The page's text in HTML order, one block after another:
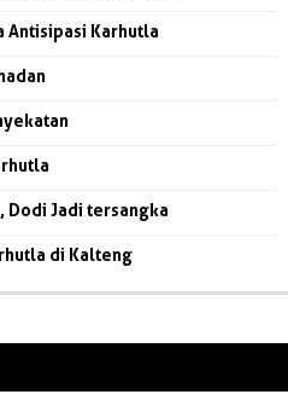
Antisipasi Karhutla
Dodi Jadi tersangka
di Kalteng